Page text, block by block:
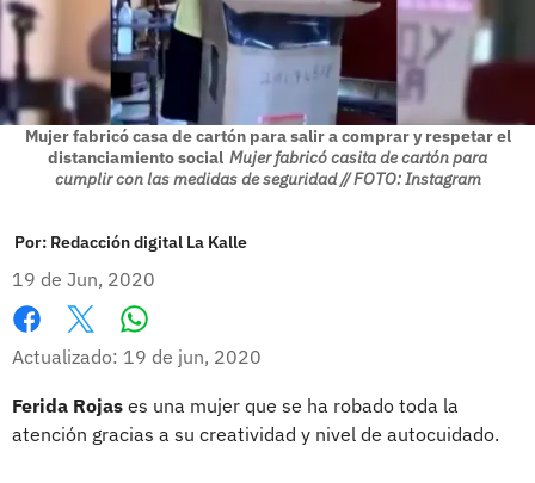
Mujer fabricó casa de cartón para salir a comprar y respetar el
distanciamiento social Mujer fabricó casita de cartón para
cumplir con las medidas de seguridad // FOTO: Instagram
Por: Redacción digital La Kalle
19 de Jun, 2020
Facebook
X
Actualizado: 19 de jun, 2020
Ferida Rojas es una mujer que se ha robado toda la
atención gracias a su creatividad y nivel de autocuidado.